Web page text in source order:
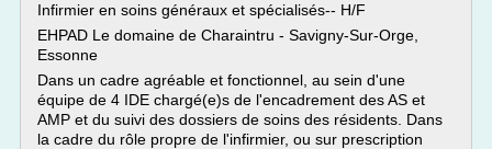
Infirmier en soins généraux et spécialisés-- H/F
EHPAD Le domaine de Charaintru - Savigny-Sur-Orge,
Essonne
Dans un cadre agréable et fonctionnel, au sein d'une
équipe de 4 IDE chargé(e)s de l'encadrement des AS et
AMP et du suivi des dossiers de soins des résidents. Dans
la cadre du rôle propre de l'infirmier, ou sur prescription